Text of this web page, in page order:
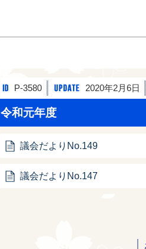
P-3580 2020年2月6日
令和元年度
議会だよりNo.149
議会だよりNo.147